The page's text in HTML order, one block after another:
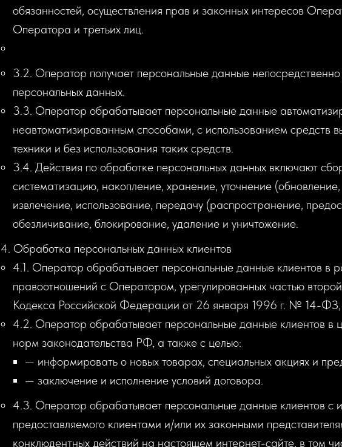
обязанностей, осуществления прав и законных интересов
Оператора и третьих лиц.
3.2. Оператор получает персональные данные непосредственно
персональных данных.
3.3. Оператор обрабатывает персональные данные
неавтоматизированным способами, с использованием средств
техники и без использования таких средств.
3.4. Действия по обработке персональных данных включают
систематизацию, накопление, хранение, уточнение
извлечение, использование, передачу (распространение,
обезличивание, блокирование, удаление и уничтожение.
4. Обработка персональных данных клиентов
4.1. Оператор обрабатывает персональные данные клиентов в
правоотношений с Оператором, урегулированных частью
Кодекса Российской Федерации от 26 января 1996 г. № 14-
4.2. Оператор обрабатывает персональные данные клиентов в
норм законодательства РФ, а также с целью:
— информировать о новых товарах, специальных акциях и
— заключение и исполнение условий договора.
4.3. Оператор обрабатывает персональные данные клиентов с
предоставляемого клиентами и/или их законными
конклюдентных действий на настоящем интернет-сайте, в том